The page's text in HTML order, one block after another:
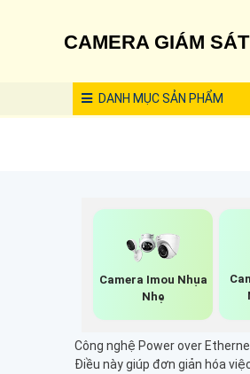
CAMERA GIÁM SÁT
DANH MỤCSẢN PHẨM
Camera Imou Nhụa
Nhẹ
Công nghệ Power over
Điều này giúp đơn giản hóa